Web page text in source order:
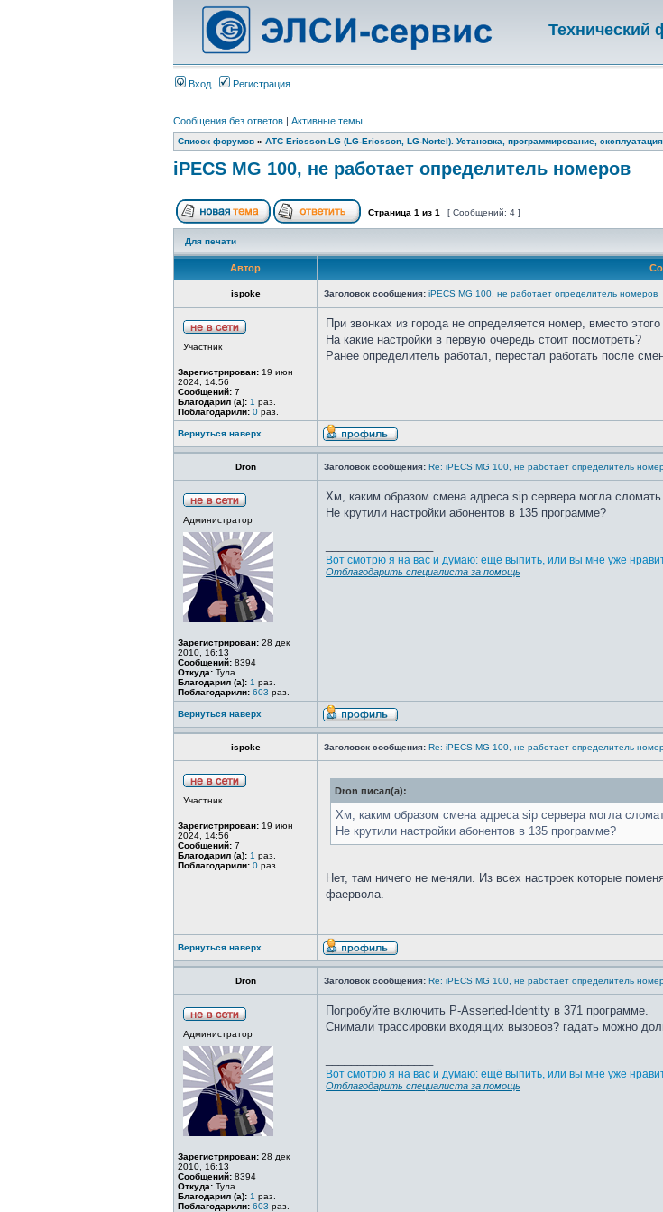
Технический
Вход Регистрация
Сообщения без ответов | Активные темы
Список форумов » АТС Ericsson-LG (LG-Ericsson, LG-Nortel). Установка, программирование, эксплуатация.
iPECS MG 100, не работает определитель номеров
Страница 1 из 1 [ Сообщений: 4 ]
Для печати
Автор
ispoke Заголовок сообщения: iPECS MG 100, не работает определитель номеров
Участник
Зарегистрирован: 19 июн
2024, 14:56
Сообщений: 7
Благодарил (а): 1 раз.
Поблагодарили: 0 раз.
При звонках из города не определяется номер, вместо
На какие настройки в первую очередь стоит посмотреть?
Ранее определитель работал, перестал работать после
Вернуться наверх
Dron Заголовок сообщения: Re: iPECS MG 100, не работает определитель
Администратор
Зарегистрирован: 28 дек
2010, 16:13
Сообщений: 8394
Откуда: Тула
Благодарил (а): 1 раз.
Поблагодарили: 603 раз.
Хм, каким образом смена адреса sip сервера могла
Не крутили настройки абонентов в 135 программе?
Вот смотрю я на вас и думаю: ещё выпить, или вы мне уже
Отблагодарить специалиста за помощь
Вернуться наверх
ispoke Заголовок сообщения: Re: iPECS MG 100, не работает определитель
Участник
Зарегистрирован: 19 июн
2024, 14:56
Сообщений: 7
Благодарил (а): 1 раз.
Поблагодарили: 0 раз.
Dron писал(а):
Хм, каким образом смена адреса sip сервера могла
Не крутили настройки абонентов в 135 программе?
Нет, там ничего не меняли. Из всех настроек которые
фаервола.
Вернуться наверх
Dron Заголовок сообщения: Re: iPECS MG 100, не работает определитель
Администратор
Зарегистрирован: 28 дек
2010, 16:13
Сообщений: 8394
Откуда: Тула
Благодарил (а): 1 раз.
Поблагодарили: 603 раз.
Попробуйте включить P-Asserted-Identity в 371 программе.
Снимали трассировки входящих вызовов? гадать можно
Вот смотрю я на вас и думаю: ещё выпить, или вы мне уже
Отблагодарить специалиста за помощь